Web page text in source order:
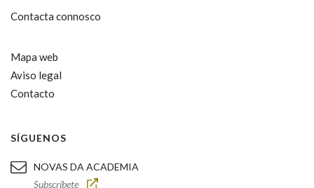
Contacta connosco
Mapa web
Aviso legal
Contacto
SÍGUENOS
NOVAS DA ACADEMIA
Subscríbete